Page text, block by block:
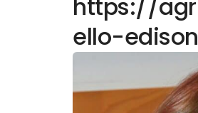
https://
ello-